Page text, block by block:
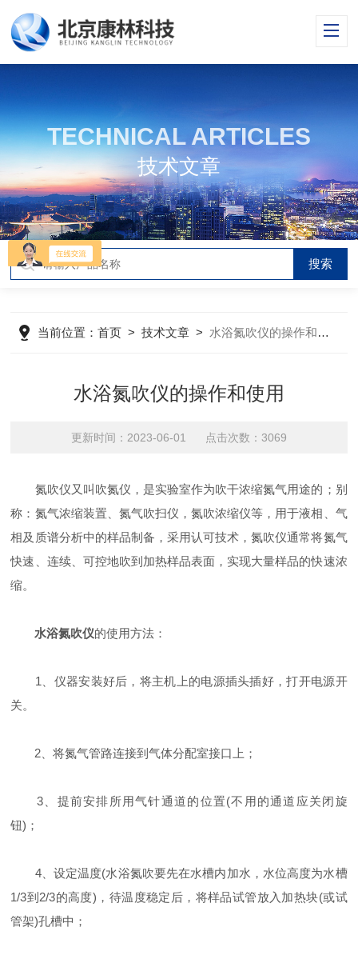
TECHNICAL ARTICLES
技术文章
当前位置：首页 >技术文章 > 水浴氮吹仪的操作和使用
水浴氮吹仪的操作和使用
更新时间：2023-06-01 点击次数：3069
氮吹仪又叫吹氮仪，是实验室作为吹干浓缩氮气用途的；别
称：氮气浓缩装置、氮气吹扫仪，氮吹浓缩仪等，用于液相、气
相及质谱分析中的样品制备，采用认可技术，氮吹仪通常将氮气
快速、连续、可控地吹到加热样品表面，实现大量样品的快速浓
缩。
水浴氮吹仪的使用方法：
1、仪器安装好后，将主机上的电源插头插好，打开电源开
关。
2、将氮气管路连接到气体分配室接口上；
3、提前安排所用气针通道的位置(不用的通道应关闭旋
钮)；
4、设定温度(水浴氮吹要先在水槽内加水，水位高度为水槽
1/3到2/3的高度)，待温度稳定后，将样品试管放入加热块(或试
管架)孔槽中；